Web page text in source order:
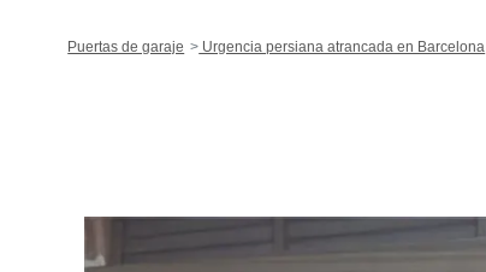
Puertas de garaje Urgencia persiana atrancada en Barcelona